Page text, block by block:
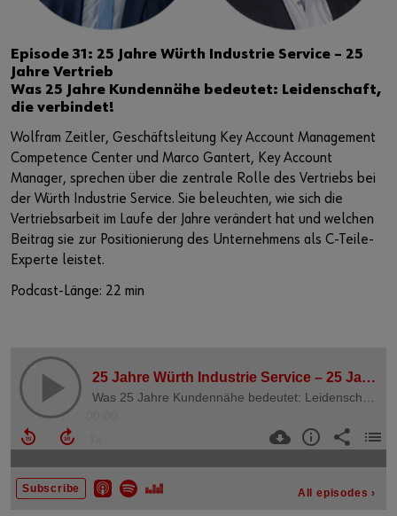
Episode 31: 25 Jahre Würth Industrie Service – 25
Jahre Vertrieb
Was 25 Jahre Kundennähe bedeutet: Leidenschaft,
die verbindet!
Wolfram Zeitler, Geschäftsleitung Key Account Management
Competence Center und Marco Gantert, Key Account
Manager, sprechen über die zentrale Rolle des Vertriebs bei
der Würth Industrie Service. Sie beleuchten, wie sich die
Vertriebsarbeit im Laufe der Jahre verändert hat und welchen
Beitrag sie zur Positionierung des Unternehmens als C-Teile-
Experte leistet.
Podcast-Länge: 22 min